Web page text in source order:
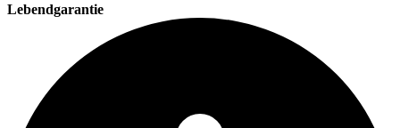
Lebendgarantie